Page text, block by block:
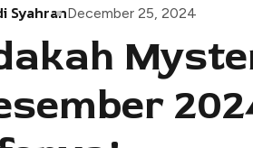
SyahranDecember 25, 2024